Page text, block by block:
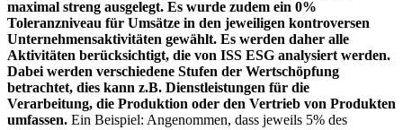
maximal streng ausgelegt. Es wurde zudem ein 0%
Toleranzniveau für Umsätze in den jeweiligen kontroversen
Unternehmensaktivitäten gewählt. Es werden daher alle
Aktivitäten berücksichtigt, die von ISS ESG analysiert werden.
Dabei werden verschiedene Stufen der Wertschöpfung
betrachtet, dies kann z.B. Dienstleistungen für die
Verarbeitung, die Produktion oder den Vertrieb von Produkten
umfassen. Ein Beispiel: Angenommen, dass jeweils 5% des